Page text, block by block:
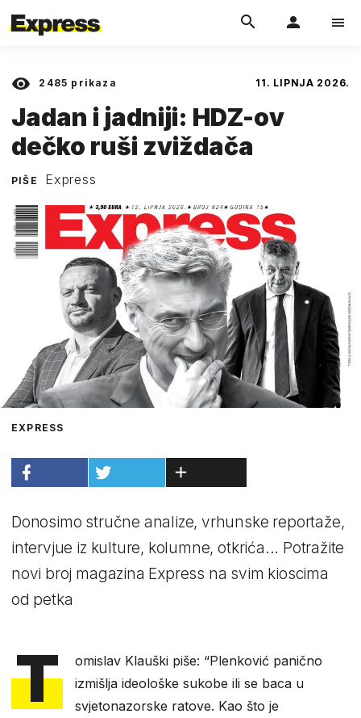
2485 prikaza 11. LIPNJA 2026.
Jadan i jadniji: HDZ-ov
dečko ruši zviždača
PIŠE Express
EXPRESS
Donosimo stručne analize, vrhunske reportaže,
intervjue iz kulture, kolumne, otkrića... Potražite
novi broj magazina Express na svim kioscima
od petka
T
omislav Klauški piše: “Plenković panično
izmišlja ideološke sukobe ili se baca u
svjetonazorske ratove. Kao što je